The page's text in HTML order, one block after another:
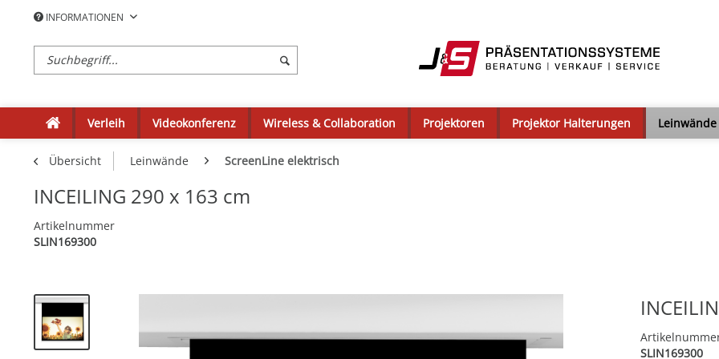
INFORMATIONEN
Verleih Videokonferenz Wireless & Collaboration Projektoren Projektor Halterungen Leinwände
Übersicht Leinwände ScreenLine elektrisch
INCEILING 290 x 163 cm
Artikelnummer
SLIN169300
SLIN169300